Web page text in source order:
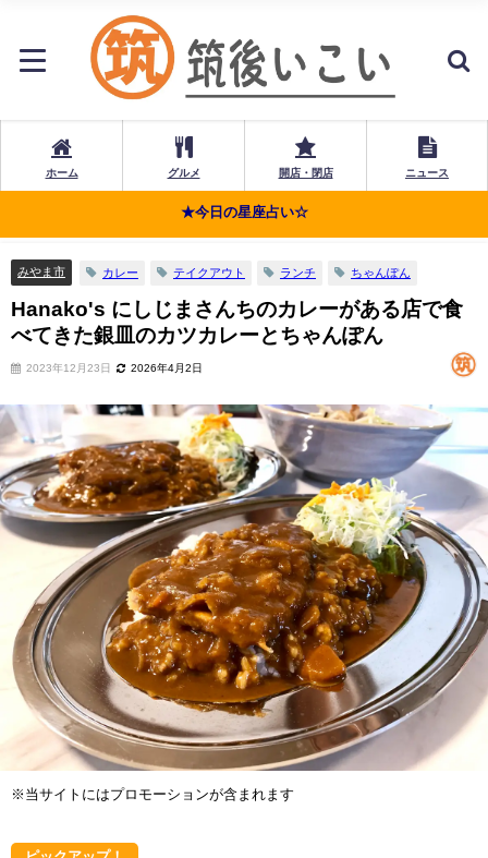
ホーム グルメ 開店・閉店 ニュース
★今日の星座占い☆
みやま市 カレー テイクアウト ランチ ちゃんぽん
Hanako's にしじまさんちのカレーがある店で食
べてきた銀皿のカツカレーとちゃんぽん
2023年12月23日 2026年4月2日
※当サイトにはプロモーションが含まれます